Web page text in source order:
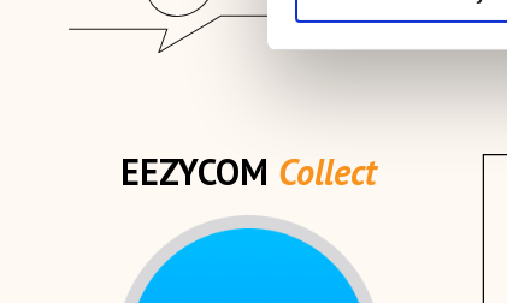
EEZYCOM Collect